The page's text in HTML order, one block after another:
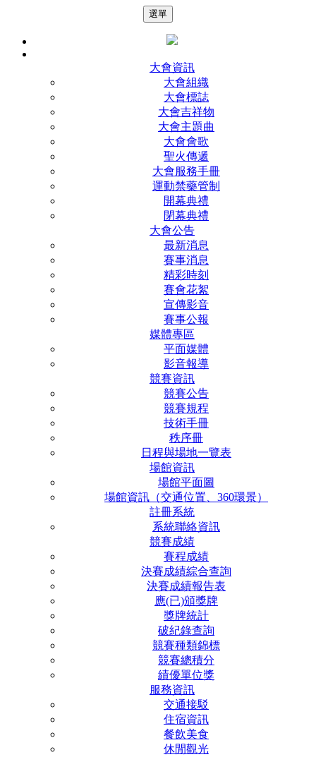
選單
大會資訊
大會組織
大會標誌
大會吉祥物
大會主題曲
大會會歌
聖火傳遞
大會服務手冊
運動禁藥管制
開幕典禮
閉幕典禮
大會公告
最新消息
賽事消息
精彩時刻
賽會花絮
宣傳影音
賽事公報
媒體專區
平面媒體
影音報導
競賽資訊
競賽公告
競賽規程
技術手冊
秩序冊
日程與場地一覽表
場館資訊
場館平面圖
場館資訊（交通位置、360環景）
註冊系統
系統聯絡資訊
競賽成績
賽程成績
決賽成績綜合查詢
決賽成績報告表
應(已)頒獎牌
獎牌統計
破紀錄查詢
競賽種類錦標
競賽總積分
績優單位獎
服務資訊
交通接駁
住宿資訊
餐飲美食
休閒觀光